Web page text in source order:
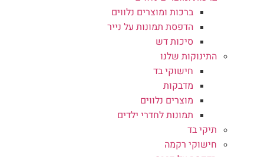
ברכות ומוצרים נלווים
הדפסת תמונות על נייר
סיכות דש
התינוקות שלנו
חישוקי בד
מדבקות
מוצרים נלווים
תמונות לחדרי ילדים
תיקי בד
חישוקי רקמה